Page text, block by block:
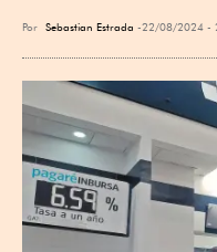
Por Sebastian Estrada 22/08/2024 -